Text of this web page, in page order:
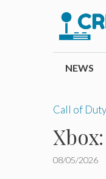
conteúdo
NEWS
Call of Duty
08/05/2026